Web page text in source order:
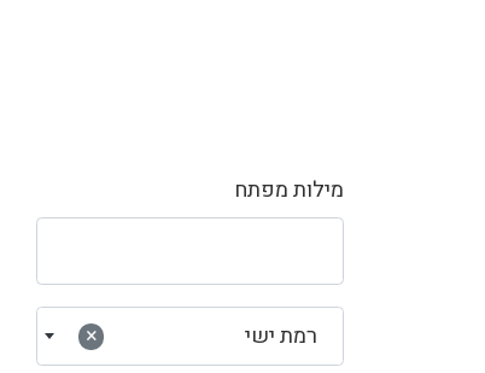
מילות מפתח
× רמת ישי